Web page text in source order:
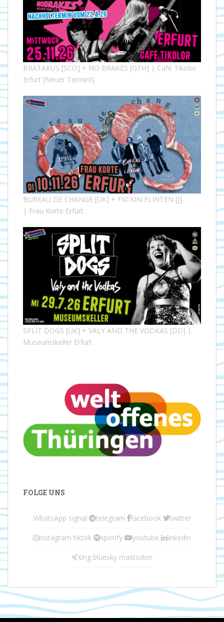
BRATAKUS [SCO] + NO BRAKES [GTH] | Café Tikolor
Erfurt [Neuer Termin!]
BUREAU DE CHANGE [UK] + FXCKIN FLINTEN [J]
| Frau Korte Erfurt
SPLIT DOGS [UK] + VALY AND THE VODKAS [DD] |
Museumskeller Erfurt
FOLGE UNS
WhatsApp signal telegram facebook twitter
instagram tiktok spotify youtube linkedin
Xing bluesky mastodon